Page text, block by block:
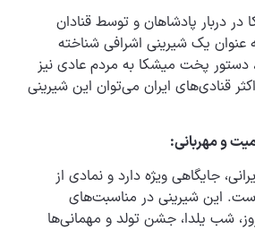
در دربار پادشاهان و توسط قنادان
یک شیرینی اشرافی شناخته
دستور پخت میشکا به مردم عادی نیز
قنادی‌های ایران می‌توان این شیرینی
و مهربانی:
جایگاهی ویژه دارد و نمادی از
این شیرینی در مناسبت‌های
شب یلدا، جشن تولد و مهمانی‌ها